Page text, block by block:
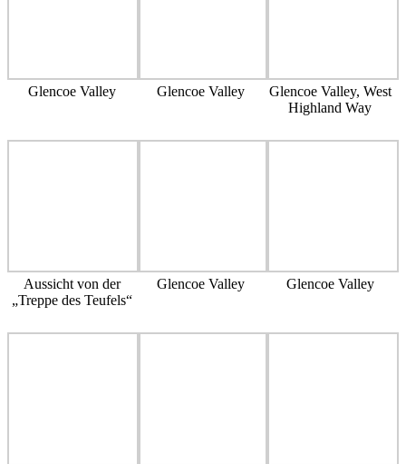
Glencoe Valley Glencoe Valley
Glencoe Valley, West
Highland Way
Aussicht von der
„Treppe des Teufels“
Glencoe Valley Glencoe Valley